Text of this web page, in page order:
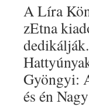
A Líra
zEtna
Gyöngyi:
és én